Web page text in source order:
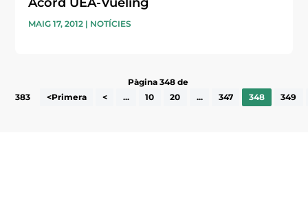
MAIG 17, 2012 | NOTÍCIES
Pàgina 348 de
383
<Primera < ... 10 20 ... 347 348 349